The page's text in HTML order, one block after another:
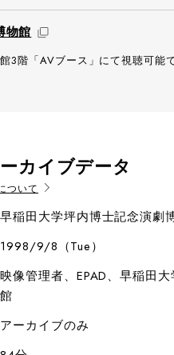
物館
3階「AVブース」にて視聴可能で
カイブデータ
ついて
早稲田大学坪内博士記念演劇
1998/9/8（Tue）
映像管理者、EPAD、早稲田
館
アーカイブのみ